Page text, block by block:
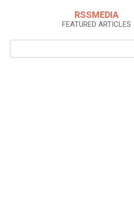
RSSMEDIA
FEATURED ARTICLES
Search: